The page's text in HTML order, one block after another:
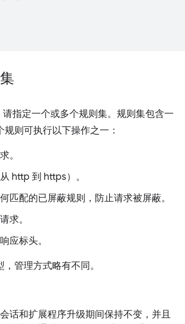
指定一个或多个规则集。规则集包含一
则可执行以下操作之一：
。
http 到 https）。
匹配的已屏蔽规则，防止请求被屏蔽。
求。
应标头。
管理方式略有不同。
话和扩展程序升级期间保持不变，并且